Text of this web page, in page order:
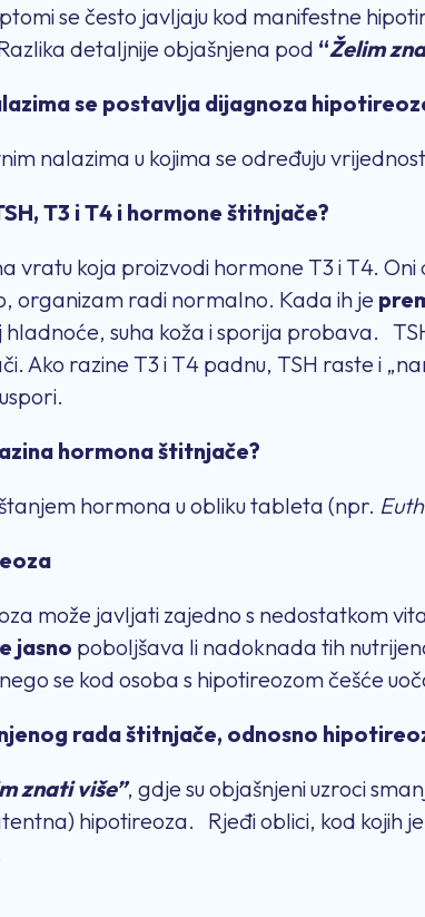
se često javljaju kod manifestne
detaljnije objašnjena pod “Želim
se postavlja dijagnoza
nalazima u kojima se određuju
T3 i T4 i hormone štitnjače?
vratu koja proizvodi hormone T3 i T4.
organizam radi normalno. Kada ih je
suha koža i sporija probava.
Ako razine T3 i T4 padnu, TSH raste i
hormona štitnjače?
hormona u obliku tableta (npr.
može javljati zajedno s nedostatkom
jasno poboljšava li nadoknada tih
se kod osoba s hipotireozom češće
rada štitnjače, odnosno
znati više”, gdje su objašnjeni uzroci
hipotireoza. Rjeđi oblici, kod kojih